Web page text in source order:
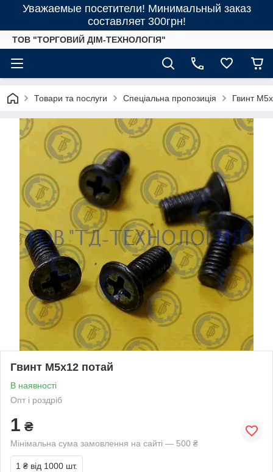
Уважаемые посетители! Минимальный заказ
составляет 300грн!
ТОВ "ТОРГОВИЙ ДІМ-ТЕХНОЛОГІЯ"
Товари та послуги Спеціальна пропозиція Гвинт
Гвинт М5х12 потай
В наявності
Опт і роздріб
1 ₴
Мінімальна сума замовлення на сайті — 500 ₴
1 ₴ від 1000 шт.